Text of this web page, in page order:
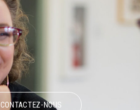
CONTACTEZ-NOUS